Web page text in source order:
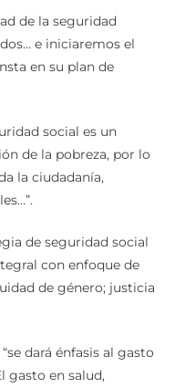
de la seguridad
e iniciaremos el
en su plan de
social es un
de la pobreza, por lo
la ciudadanía,
de seguridad social
con enfoque de
de género; justicia
dará énfasis al gasto
gasto en salud,